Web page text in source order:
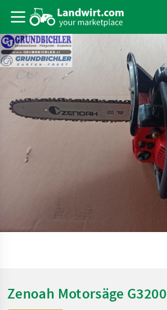
Zenoah Motorsäge G3200